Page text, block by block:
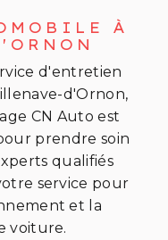
À
d'entretien
d'Ornon,
CN Auto est
prendre soin
qualifiés
service pour
et la
voiture.